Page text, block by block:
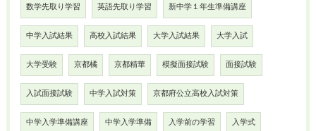
数学先取り学習 英語先取り学習 新中学１年生準備講座
中学入試結果 高校入試結果 大学入試結果 大学入試
大学受験 京都橘 京都精華 模擬面接試験 面接試験
入試面接試験 中学入試対策 京都府公立高校入試対策
中学入学準備講座 中学入学準備 入学前の学習 入学式